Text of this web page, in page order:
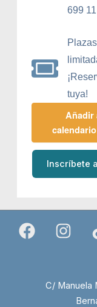
699
Plazas
tuya!
Añadir
calendario
Inscríbete
C/ Manuela